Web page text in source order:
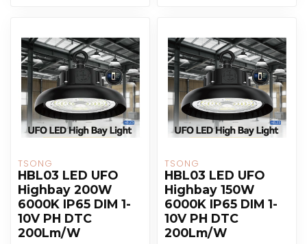
TSONG
HBL03 LED UFO
Highbay 200W
6000K IP65 DIM 1-
10V PH DTC
200Lm/W
TSONG
HBL03 LED UFO
Highbay 150W
6000K IP65 DIM 1-
10V PH DTC
200Lm/W